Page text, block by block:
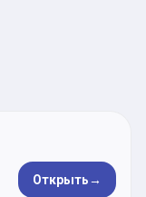
Открыть→